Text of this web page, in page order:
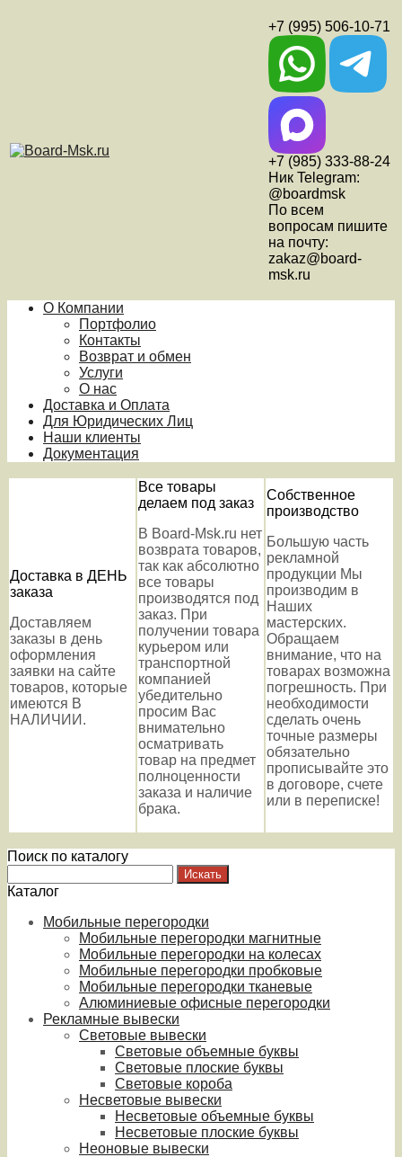
+7 (995) 506-10-71
+7 (985) 333-88-24
Ник Telegram:
@boardmsk
По всем
вопросам пишите
на почту:
zakaz@board-
msk.ru
О Компании
Портфолио
Контакты
Возврат и обмен
Услуги
О нас
Доставка и Оплата
Для Юридических Лиц
Наши клиенты
Документация
Доставка в ДЕНЬ
заказа
Доставляем
заказы в день
оформления
заявки на сайте
товаров, которые
имеются В
НАЛИЧИИ.
Все товары
делаем под заказ
В Board-Msk.ru нет
возврата товаров,
так как абсолютно
все товары
производятся под
заказ. При
получении товара
курьером или
транспортной
компанией
убедительно
просим Вас
внимательно
осматривать
товар на предмет
полноценности
заказа и наличие
брака.
Собственное
производство
Большую часть
рекламной
продукции Мы
производим в
Наших
мастерских.
Обращаем
внимание, что на
товарах возможна
погрешность. При
необходимости
сделать очень
точные размеры
обязательно
прописывайте это
в договоре, счете
или в переписке!
Поиск по каталогу
Каталог
Мобильные перегородки
Мобильные перегородки магнитные
Мобильные перегородки на колесах
Мобильные перегородки пробковые
Мобильные перегородки тканевые
Алюминиевые офисные перегородки
Рекламные вывески
Световые вывески
Световые объемные буквы
Световые плоские буквы
Световые короба
Несветовые вывески
Несветовые объемные буквы
Несветовые плоские буквы
Неоновые вывески